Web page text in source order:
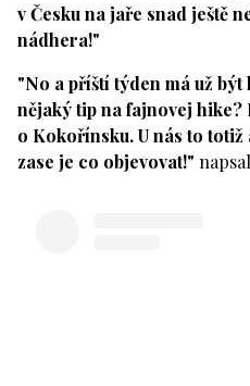
v Česku na jaře snad ještě
nádhera!"
"No a příští týden má už
nějaký tip na fajnovej hike?
o Kokořínsku. U nás to totiž
zase je co objevovat!"